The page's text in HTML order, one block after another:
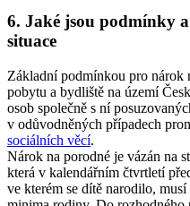
6. Jaké jsou podmínky
situace
Základní podmínkou pro nárok
pobytu a bydliště na území
osob společně s ní
v odůvodněných případech
sociálních věcí.
Nárok na porodné je vázán na
která v kalendářním čtvrtletí
ve kterém se dítě narodilo,